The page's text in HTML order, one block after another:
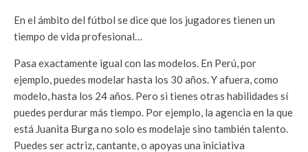
En el ámbito del fútbol se dice que los jugadores tienen un
tiempo de vida profesional…
Pasa exactamente igual con las modelos. En Perú, por
ejemplo, puedes modelar hasta los 30 años. Y afuera, como
modelo, hasta los 24 años. Pero si tienes otras habilidades sí
puedes perdurar más tiempo. Por ejemplo, la agencia en la que
está Juanita Burga no solo es modelaje sino también talento.
Puedes ser actriz, cantante, o apoyas una iniciativa